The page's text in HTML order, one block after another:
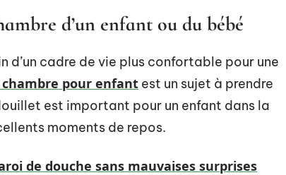
d’un enfant ou du bébé
d’un cadre de vie plus confortable pour une
pour enfant est un sujet à prendre
est important pour un enfant dans la
moments de repos.
de douche sans mauvaises surprises